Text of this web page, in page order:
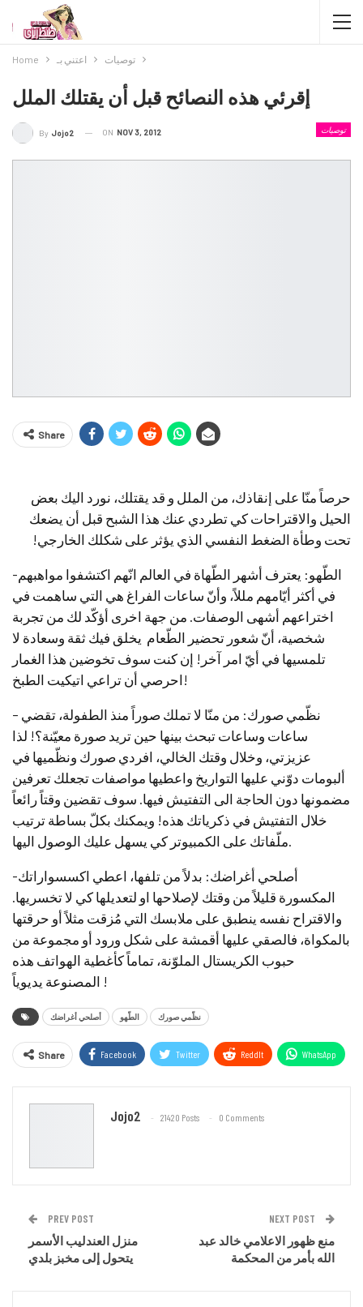
Home اعتني بـ توصيات
إقرئي هذه النصائح قبل أن يقتلك الملل
توصيات By Jojo2 ON NOV 3, 2012
Share
حرصاً منّا على إنقاذك، من الملل و قد يقتلك، نورد اليك بعض
الحيل والاقتراحات كي تطردي عنك هذا الشبح قبل أن يضعك
تحت وطأة الضغط النفسي الذي يؤثر على شكلك الخارجي!
-الطّهو: يعترف أشهر الطّهاة في العالم انّهم اكتشفوا مواهبهم
في أكثر أيّامهم مللاً، وأنّ ساعات الفراغ هي التي ساهمت في
اختراعهم أشهى الوصفات. من جهة اخرى أؤكّد لك من تجربة
شخصية، أنّ شعور تحضير الطّعام يخلق فيك ثقة وسعادة لا
تلمسيها في أيّ امر آخر! إن كنت سوف تخوضين هذا الغمار
احرصي أن تراعي اتيكيت الطبخ!
– نظّمي صورك: من منّا لا تملك صوراً منذ الطفولة، تقضي
ساعات وساعات تبحث بينها حين تريد صورة معيّنة؟! لذا
عزيزتي، وخلال وقتك الخالي، افردي صورك ونظّميها في
ألبومات دوّني عليها التواريخ واعطيها مواصفات تجعلك تعرفين
مضمونها دون الحاجة الى التفتيش فيها. سوف تقضين وقتاً رائعاً
خلال التفتيش في ذكرياتك هذه! ويمكنك بكلّ بساطة ترتيب
-أصلحي أغراضك: بدلاً من تلفها، اعطي اكسسواراتك
المكسورة قليلاً من وقتك لإصلاحها او لتعديلها كي لا تخسريها.
والاقتراح نفسه ينطبق على ملابسك التي مُزقت مثلاً أو حرقتها
بالمكواة، فالصقي عليها أقمشة على شكل ورود أو مجموعة من
حبوب الكريستال الملوّنة، تماماً كأغطية الهواتف هذه
المصنوعة يديوياً !
أصلحي أغراضك الطّهو نظّمي صورك
Share Facebook Twitter ReddIt WhatsApp
Jojo2 21420 Posts 0 Comments
PREV POST
منزل العندليب الأسمر
يتحول إلى مخبز بلدي
NEXT POST
منع ظهور الاعلامي خالد عبد
الله بأمر من المحكمة